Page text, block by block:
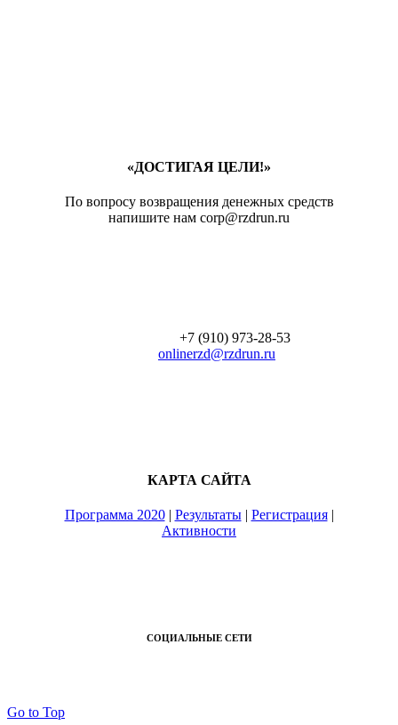
«ДОСТИГАЯ ЦЕЛИ!»
По вопросу возвращения денежных средств
напишите нам corp@rzdrun.ru
+7 (910) 973-28-53
onlinerzd@rzdrun.ru
КАРТА САЙТА
Программа 2020| Результаты| Регистрация|
Активности
СОЦИАЛЬНЫЕ СЕТИ
Go to Top